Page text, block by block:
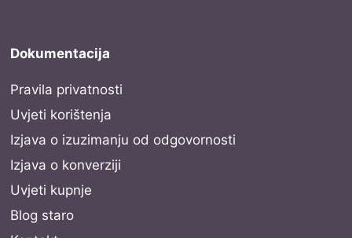
Dokumentacija
Pravila privatnosti
Uvjeti korištenja
Izjava o izuzimanju od odgovornosti
Izjava o konverziji
Uvjeti kupnje
Blog staro